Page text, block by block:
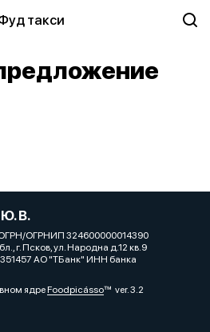
такси
В.
ОГРНИП 324600000014390
г. Псков, ул. Народна д.12 кв.9
АО "ТБанк" ИНН банка
ядреFoodpicássover. 3.2